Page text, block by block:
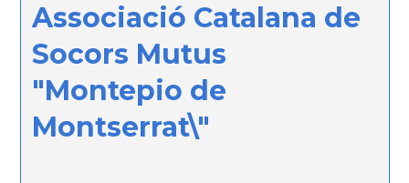
Associació Catalana de
Socors Mutus
"Montepio de
Montserrat\"